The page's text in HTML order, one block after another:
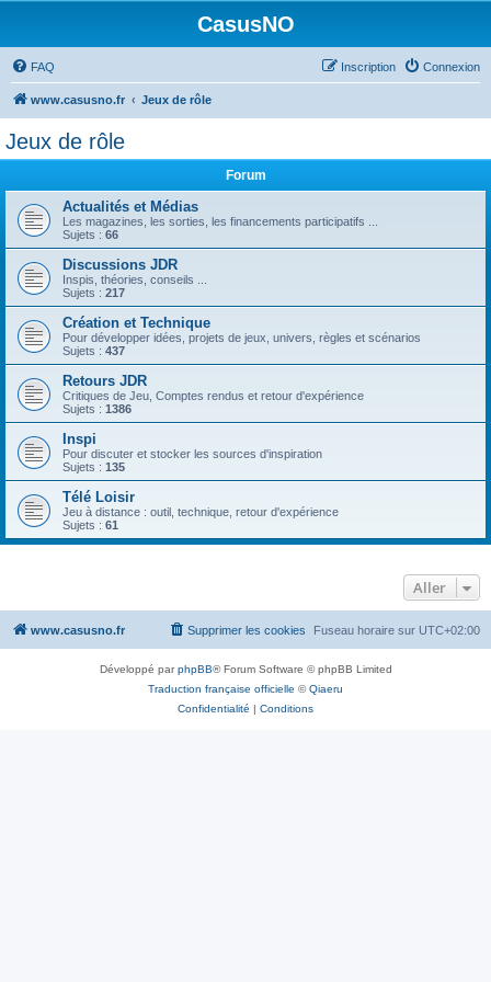
CasusNO
FAQ Connexion
Inscription
www.casusno.fr Jeux de rôle
Jeux de rôle
Forum
Actualités et Médias
Les magazines, les sorties, les financements participatifs ...
Sujets : 66
Discussions JDR
Inspis, théories, conseils ...
Sujets : 217
Création et Technique
Pour développer idées, projets de jeux, univers, règles et scénarios
Sujets : 437
Retours JDR
Critiques de Jeu, Comptes rendus et retour d'expérience
Sujets : 1386
Inspi
Pour discuter et stocker les sources d'inspiration
Sujets : 135
Télé Loisir
Jeu à distance : outil, technique, retour d'expérience
Sujets : 61
Aller
www.casusno.fr Fuseau horaire sur UTC+02:00
Supprimer les cookies
Développé parphpBB® Forum Software © phpBB Limited
Traduction française officielle ©Qiaeru
Confidentialité | Conditions